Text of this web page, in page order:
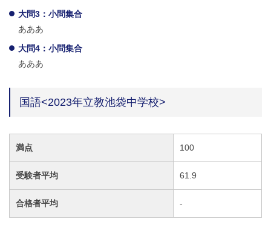
大問3：小問集合
あああ
大問4：小問集合
あああ
国語<2023年立教池袋中学校>
満点 100
受験者平均 61.9
合格者平均 -